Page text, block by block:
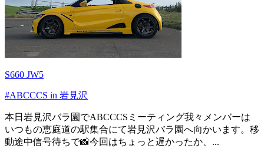
S660 JW5
#ABCCCS in 岩見沢
本日岩見沢バラ園でABCCCSミーティング我々メンバーは
いつもの恵庭道の駅集合にて岩見沢バラ園へ向かいます。移
動途中信号待ちで📸今回はちょっと遅かったか、...